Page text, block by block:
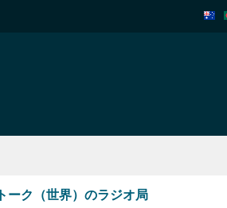
トーク（世界）のラジオ局